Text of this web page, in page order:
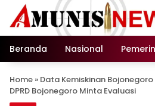
Langsung
konten
Beranda
Nasional
Home » Data Kemiskinan
DPRD Bojonegoro Minta Evaluasi